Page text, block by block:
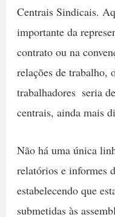
Centrais Sindicais.
importante da
contrato ou na
relações de trabalho,
trabalhadores  seria
centrais, ainda mais
Não há uma única
relatórios e informes
estabelecendo que
submetidas às